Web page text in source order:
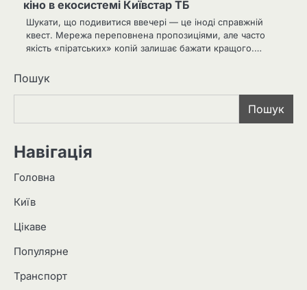
кіно в екосистемі Київстар ТБ
Шукати, що подивитися ввечері — це іноді справжній
квест. Мережа переповнена пропозиціями, але часто
якість «піратських» копій залишає бажати кращого.…
Пошук
Пошук
Навігація
Головна
Київ
Цікаве
Популярне
Транспорт